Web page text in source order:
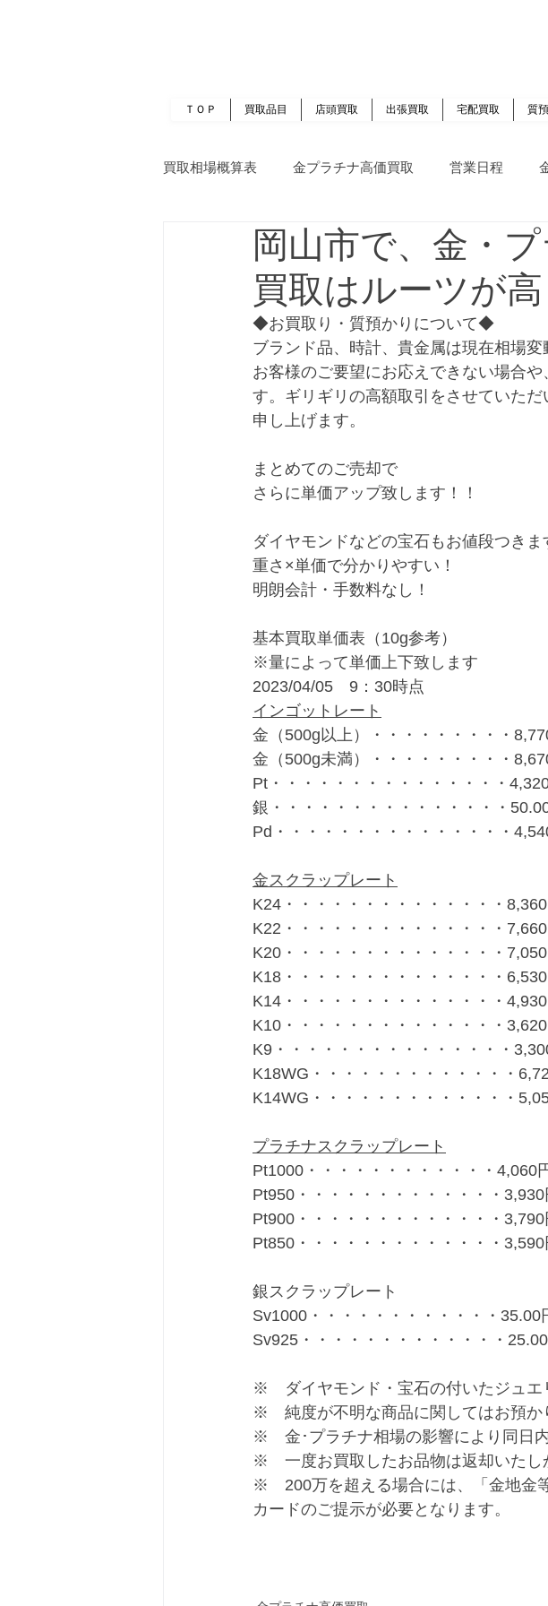
ＴＯＰ 買取品目 店頭買取 出張買取 宅配買取 質
買取相場概算表 金プラチナ高価買取 営業日程
岡山市で、金・
買取はルーツが
◆お買取り・質預かりについて◆
ブランド品、時計、貴金属は現在相場変
お客様のご要望にお応えできない場合
す。ギリギリの高額取引をさせていた
申し上げます。
まとめてのご売却で
さらに単価アップ致します！！
ダイヤモンドなどの宝石もお値段つきま
重さ×単価で分かりやすい！
明朗会計・手数料なし！
基本買取単価表（10g参考）
※量によって単価上下致します
2023/04/05　9：30時点
インゴットレート
金（500g以上）・・・・・・・・・
金（500g未満）・・・・・・・・・
Pt・・・・・・・・・・・・・・・
銀・・・・・・・・・・・・・・・
Pd・・・・・・・・・・・・・・・
金スクラップレート
K24・・・・・・・・・・・・・・
K22・・・・・・・・・・・・・・
K20・・・・・・・・・・・・・・
K18・・・・・・・・・・・・・・
K14・・・・・・・・・・・・・・
K10・・・・・・・・・・・・・・
K9・・・・・・・・・・・・・・・
K18WG・・・・・・・・・・・・・
K14WG・・・・・・・・・・・・・
プラチナスクラップレート
Pt1000・・・・・・・・・・・・4,060
Pt950・・・・・・・・・・・・・3,930
Pt900・・・・・・・・・・・・・3,790
Pt850・・・・・・・・・・・・・3,590
銀スクラップレート
Sv1000・・・・・・・・・・・・35.00
Sv925・・・・・・・・・・・・・
※　ダイヤモンド・宝石の付いたジュエ
※　純度が不明な商品に関してはお預か
※　金･プラチナ相場の影響により同日
※　一度お買取したお品物は返却いたし
※　200万を超える場合には、「金地金
カードのご提示が必要となります。